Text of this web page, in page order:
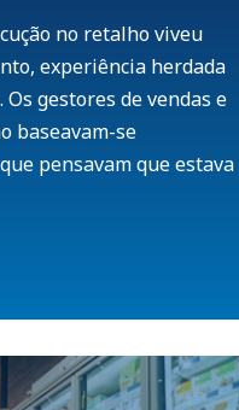
no retalho viveu
experiência herdada
gestores de vendas e
baseavam-se
pensavam que estava